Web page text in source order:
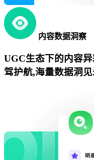
内容数据洞察
UGC生态下的内容
驾护航,海量数据洞见